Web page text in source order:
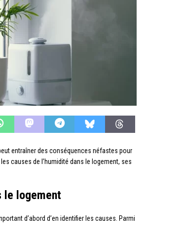
entraîner des conséquences néfastes pour
causes de l’humidité dans le logement, ses
le logement
d’abord d’en identifier les causes. Parmi